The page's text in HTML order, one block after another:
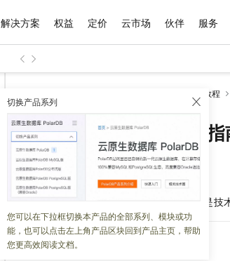
解决方案 权益 定价 云市场 伙伴 服务
切换产品系列
您可以在下拉框切换本产品的全部系列、模块或功
能，也可以点击左上角产品区块回到产品主页，帮助
您更高效阅读文档。
实践教程
实时数据聚合解决方案指
更新时间： 2026-02-02 10:52:13
本文将为您介绍三种实时聚合的方案，也是技
业务背景与技术挑战
大模型
文本生成
Qwen3.8-Max HOT
智能体时代全能旗舰模型 Kimi 最新
精选产品
大模型服务平台百炼
大模型服务与应用平台
千问大模型
多元化、高性能、安全可靠的大模型服务
无影云电脑
随时随地安全接入的云上超级电脑
云解析DNS
域名与网站
提供智能
对象存储
人工智能
一站式AI
Qoder CN
精选解决方案
睿译宝，AI翻译排版一步到位
上传文档即自动完成翻译和格式还原
GLM-5.2：长任务时代开源旗舰模型
真正可用的 1M 上下文,一次完成代码全链路开发
Hermes Agent，打造自进化智能体
自主进化，持久记忆，越用越聪明
快速拥有专属 OpenClaw
即刻拥有
轻松解锁专
5 分钟轻
Claude
普惠上云
普惠上云 官方力荐
云服务器38元/年起，超值低价云产品抢先购
官方推荐返现计划
推荐新用户得奖励，单订单最高返9万
云工开物
高校专属算力普惠，学生认证享300元代金券
免费试用
AI 特惠
智启 AI 普
至高享 1
阿里云
至高百万
Token
Qwen3.8-
千问办公
产品定价
了解云产品的定价详情
云上成本管理
管理和优化成本
价格计
自助选配
价格优
推动算力
精选商城
网站建设
多端小程序
Salesforce 国际版订阅
友盟天域
观测云
Tuya 物联网平台阿里云版
数据与
数据集
手机三要
身份实名认
短信
OCR 文
发票查验
成为销售伙伴
分销伙伴
咨询伙伴
销售伙伴合作计划
Salesforce On Alibaba Cloud
Consulting Partner 合作计划
成为产
产品生态
产品生态
产品生态
售前咨询
在线服务
售后服务
自助服务
工单服务
短信专区
企业增
企业支持
专家技术
企业增值
企业成
服务实践
为什么选择阿里云
什么是云计算
技术领先
稳定可靠
安全合规
分析师报告
研究报告与白皮书
最佳实
云上春晚
云上奥运
云栖战略参
云上的中国
看见新力
金融模力时